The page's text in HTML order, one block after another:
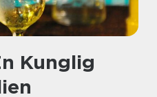
Kunglig